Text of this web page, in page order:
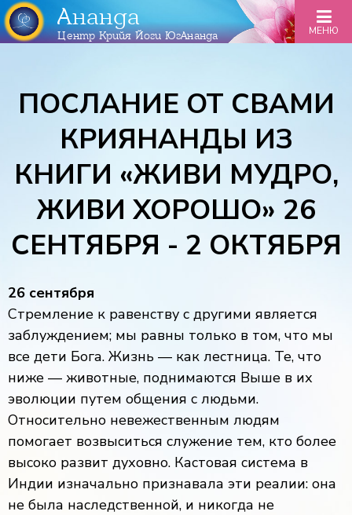
Ананда
Центр Крийя Йоги ЮгАнанда МЕНЮ
ПОСЛАНИЕ ОТ СВАМИ
КРИЯНАНДЫ ИЗ
КНИГИ «ЖИВИ МУДРО,
ЖИВИ ХОРОШО» 26
СЕНТЯБРЯ - 2 ОКТЯБРЯ
26 сентября
Стремление к равенству с другими является
заблуждением; мы равны только в том, что мы
все дети Бога. Жизнь — как лестница. Те, что
ниже — животные, поднимаются Выше в их
эволюции путем общения с людьми.
Относительно невежественным людям
помогает возвыситься служение тем, кто более
высоко развит духовно. Кастовая система в
Индии изначально признавала эти реалии: она
не была наследственной, и никогда не